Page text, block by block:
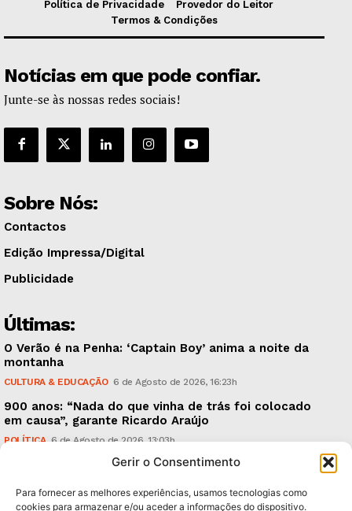
Gerir o Consentimento
Para fornecer as melhores experiências, usamos tecnologias como
cookies para armazenar e/ou aceder a informações do dispositivo.
Política de Privacidade
Provedor do Leitor
Termos & Condições
Notícias em que pode confiar.
Junte-se às nossas redes sociais!
Sobre Nós:
Contactos
Edição Impressa/Digital
Publicidade
Últimas:
O Verão é na Penha: ‘Captain Boy’ anima a noite da
montanha
CULTURA & EDUCAÇÃO 6 de Agosto de 2026, 16:23h
900 anos: “Nada do que vinha de trás foi colocado
em causa”, garante Ricardo Araújo
POLÍTICA 6 de Agosto de 2026, 13:03h
Fraude dada como provada, arguidos livres. Como?